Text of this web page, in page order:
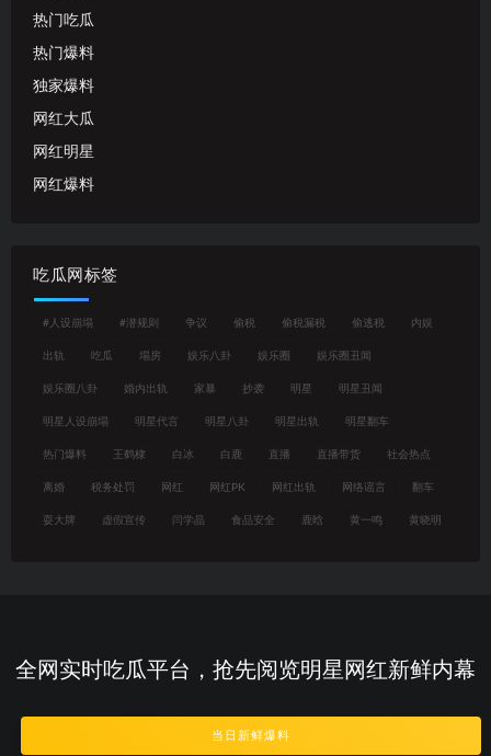
热门吃瓜
热门爆料
独家爆料
网红大瓜
网红明星
网红爆料
吃瓜网标签
#人设崩塌 #潜规则 争议 偷税 偷税漏税 偷逃税 内娱
出轨 吃瓜 塌房 娱乐八卦 娱乐圈 娱乐圈丑闻
娱乐圈八卦 婚内出轨 家暴 抄袭 明星 明星丑闻
明星人设崩塌 明星代言 明星八卦 明星出轨 明星翻车
热门爆料 王鹤棣 白冰 白鹿 直播 直播带货 社会热点
离婚 税务处罚 网红 网红PK 网红出轨 网络谣言 翻车
耍大牌 虚假宣传 闫学晶 食品安全 鹿晗 黄一鸣 黄晓明
全网实时吃瓜平台，抢先阅览明星网红新鲜内幕
当日新鲜爆料